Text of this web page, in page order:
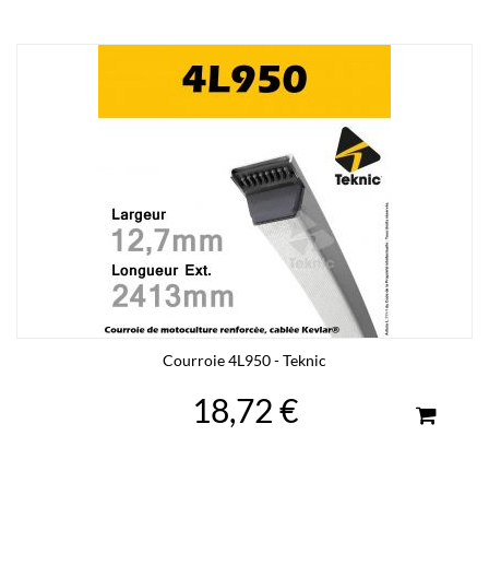
Courroie 4L950 - Teknic
18,72 €